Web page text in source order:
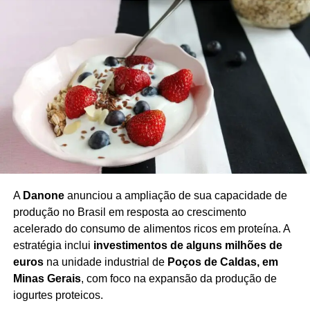
Especialistas afirmam que combater esse novo tipo de
tráfico exige políticas integradas: não basta apenas ação
policial. É necessário reforçar programas de prevenção
de uso de drogas nas comunidades ribeirinhas, ampliar a
infraestrutura de controle nas rotas fluviais e intensificar a
cooperação entre os órgãos ambientais e de segurança.
Caso as autoridades ignorem essa ameaça, a Amazônia
pode se tornar palco de uma epidemia silenciosa, em que
a devastação não é só ambiental, mas também social. O
desafio agora é criar estratégias de longo prazo para
desarticular esse modelo emergente — antes que a
minicracolândia se torne um problema institucionalizado.
Redação Saiba+
A Danoneanunciou a ampliação de sua capacidade de
produção no Brasil em resposta ao crescimento
acelerado do consumo de alimentos ricos em proteína. A
estratégia inclui investimentos de alguns milhões de
eurosna unidade industrial de Poços de Caldas, em
Minas Gerais, com foco na expansão da produção de
iogurtes proteicos.